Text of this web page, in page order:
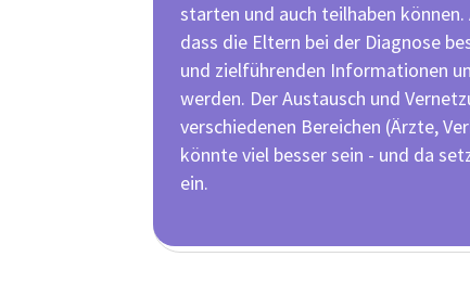
starten und auch teilhaben
dass die Eltern bei der Diagnose
und zielführenden Informationen
werden. Der Austausch und
verschiedenen Bereichen (Ärzte,
könnte viel besser sein - und da
ein.